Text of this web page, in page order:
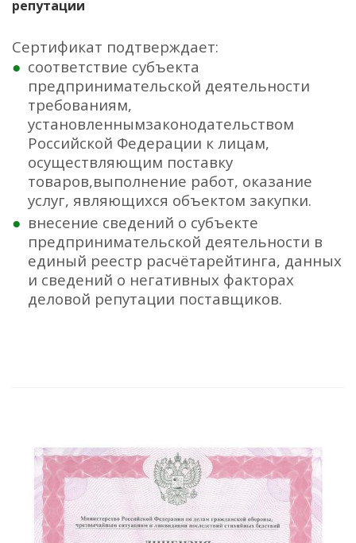
репутации
Сертификат подтверждает:
соответствие субъекта
предпринимательской деятельности
требованиям,
установленнымзаконодательством
Российской Федерации к лицам,
осуществляющим поставку
товаров,выполнение работ, оказание
услуг, являющихся объектом закупки.
внесение сведений о субъекте
предпринимательской деятельности в
единый реестр расчётарейтинга, данных
и сведений о негативных факторах
деловой репутации поставщиков.